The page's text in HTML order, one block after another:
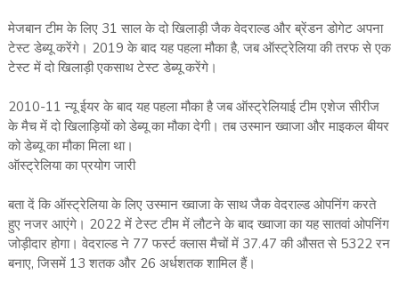
मेजबान टीम के लिए 31 साल के दो खिलाड़ी जैक वेदराल्‍ड और ब्रेंडन डोगेट अपना
टेस्‍ट डेब्‍यू करेंगे। 2019 के बाद यह पहला मौका है, जब ऑस्‍ट्रेलिया की तरफ से एक
टेस्‍ट में दो खिलाड़ी एकसाथ टेस्‍ट डेब्‍यू करेंगे।
2010-11 न्‍यू ईयर के बाद यह पहला मौका है जब ऑस्‍ट्रेलियाई टीम एशेज सीरीज
के मैच में दो खिलाड़‍ियों को डेब्‍यू का मौका देगी। तब उस्‍मान ख्‍वाजा और माइकल बीयर
को डेब्‍यू का मौका मिला था।
ऑस्‍ट्रेलिया का प्रयोग जारी
बता दें कि ऑस्‍ट्रेलिया के लिए उस्‍मान ख्‍वाजा के साथ जैक वेदराल्‍ड ओपनिंग करते
हुए नजर आएंगे। 2022 में टेस्‍ट टीम में लौटने के बाद ख्‍वाजा का यह सातवां ओपनिंग
जोड़ीदार होगा। वेदराल्‍ड ने 77 फर्स्‍ट क्‍लास मैचों में 37.47 की औसत से 5322 रन
बनाए, जिसमें 13 शतक और 26 अर्धशतक शामिल हैं।